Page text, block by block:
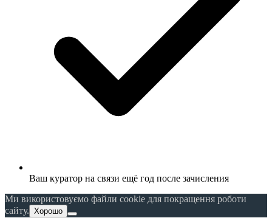
Ваш куратор на связи ещё год после зачисления
Ми використовуємо файли cookie для покращення роботи
сайту. Хорошо